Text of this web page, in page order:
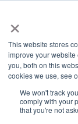
×
This website stores
improve your
you, both on this
cookies we use, see
We won't track
comply with your
that you're not